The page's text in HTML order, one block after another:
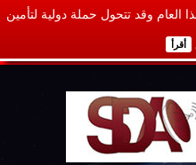
العام وقد تتحول حملة دولية لتأمين
أقرأ